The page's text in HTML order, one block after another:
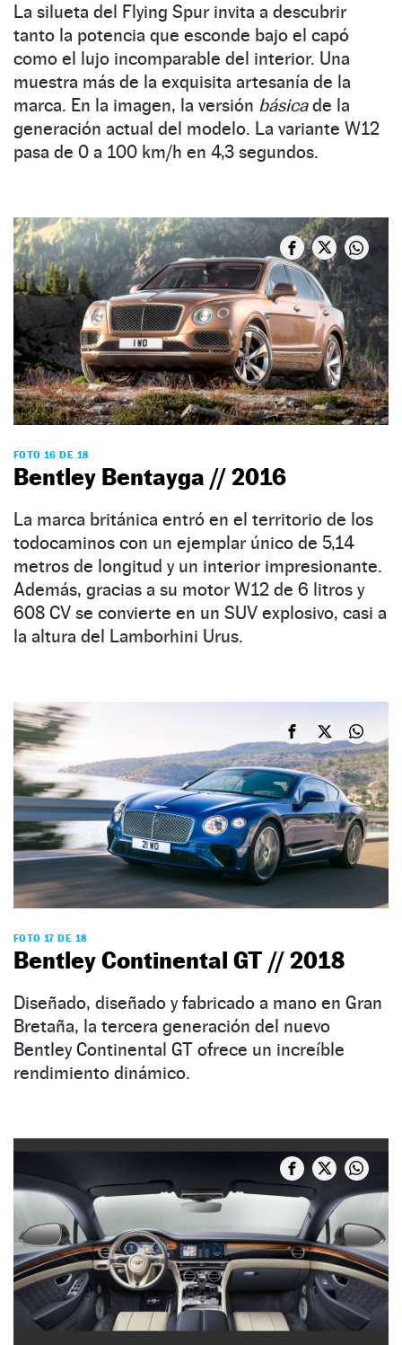
La silueta del Flying Spur invita a descubrir
tanto la potencia que esconde bajo el capó
como el lujo incomparable del interior. Una
muestra más de la exquisita artesanía de la
marca. En la imagen, la versión básicade la
generación actual del modelo. La variante W12
pasa de 0 a 100 km/h en 4,3 segundos.
FOTO 16 DE 18
Bentley Bentayga // 2016
La marca británica entró en el territorio de los
todocaminos con un ejemplar único de 5,14
metros de longitud y un interior impresionante.
Además, gracias a su motor W12 de 6 litros y
608 CV se convierte en un SUV explosivo, casi a
la altura del Lamborhini Urus.
FOTO 17 DE 18
Bentley Continental GT // 2018
Diseñado, diseñado y fabricado a mano en Gran
Bretaña, la tercera generación del nuevo
Bentley Continental GT ofrece un increíble
rendimiento dinámico.